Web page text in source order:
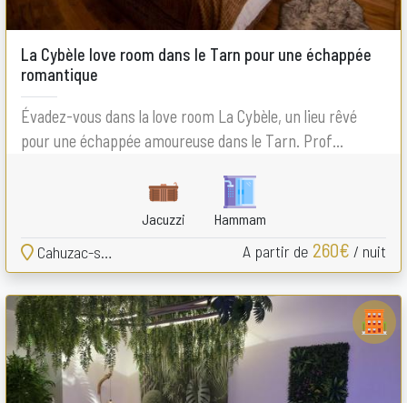
La Cybèle love room dans le Tarn pour une échappée
romantique
Évadez-vous dans la love room La Cybèle, un lieu rêvé
pour une échappée amoureuse dans le Tarn. Prof...
Jacuzzi Hammam
Cahuzac-sur-Vère A partir de 260€ / nuit